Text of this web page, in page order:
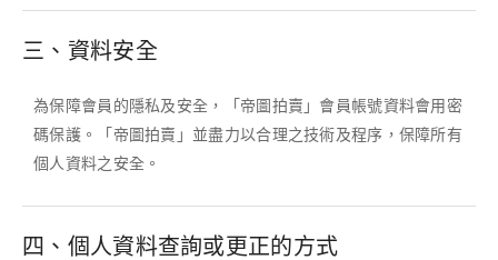
三、資料安全
為保障會員的隱私及安全，「帝圖拍賣」會員帳號資料會用密
碼保護。「帝圖拍賣」並盡力以合理之技術及程序，保障所有
個人資料之安全。
四、個人資料查詢或更正的方式